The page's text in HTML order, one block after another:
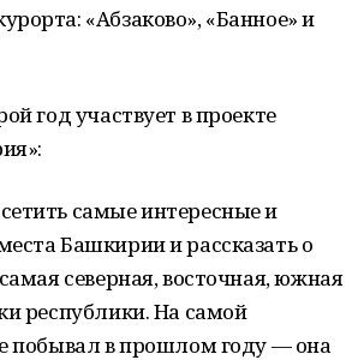
«Абзаково», «Банное» и
год участвует в проекте
самые интересные и
Башкирии и рассказать о
северная, восточная, южная
республики. На самой
побывал в прошлом году — она